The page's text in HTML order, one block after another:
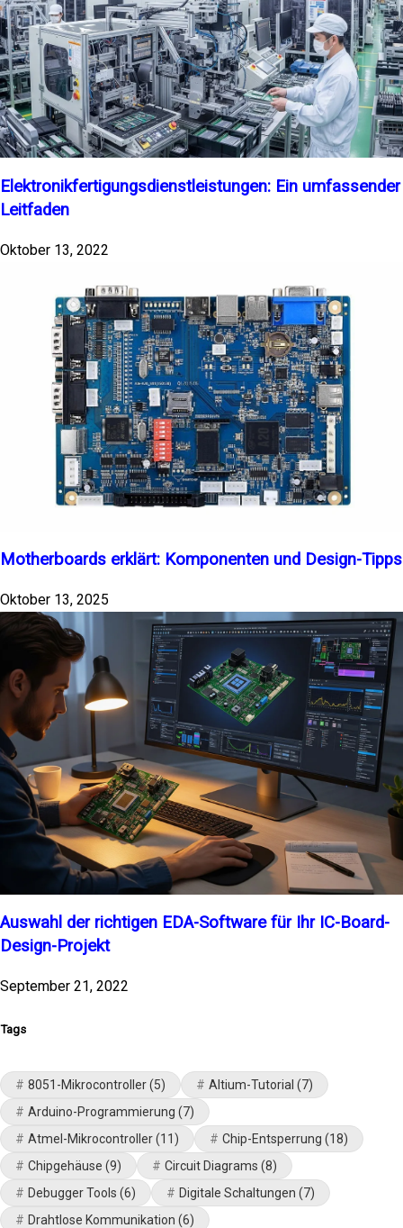
Elektronikfertigungsdienstleistungen: Ein umfassender
Leitfaden
Oktober 13, 2022
Motherboards erklärt: Komponenten und Design-Tipps
Oktober 13, 2025
Auswahl der richtigen EDA-Software für Ihr IC-Board-
Design-Projekt
September 21, 2022
Tags
8051-Mikrocontroller(5) Altium-Tutorial (7)
Arduino-Programmierung (7)
Atmel-Mikrocontroller(11) Chip-Entsperrung (18)
Chipgehäuse (9) Circuit Diagrams (8)
Debugger Tools (6) Digitale Schaltungen (7)
Drahtlose Kommunikation (6)